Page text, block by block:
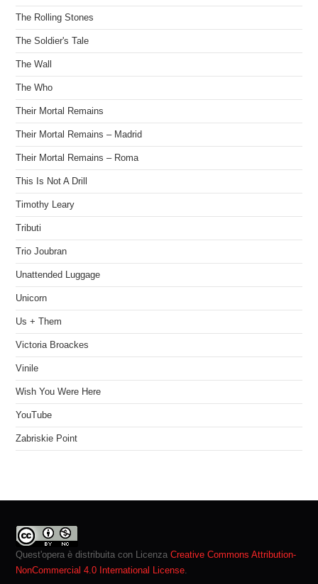
The Rolling Stones
The Soldier's Tale
The Wall
The Who
Their Mortal Remains
Their Mortal Remains – Madrid
Their Mortal Remains – Roma
This Is Not A Drill
Timothy Leary
Tributi
Trio Joubran
Unattended Luggage
Unicorn
Us + Them
Victoria Broackes
Vinile
Wish You Were Here
YouTube
Zabriskie Point
Quest'opera è distribuita con LicenzaCreative Commons Attribution-
NonCommercial 4.0 International License.